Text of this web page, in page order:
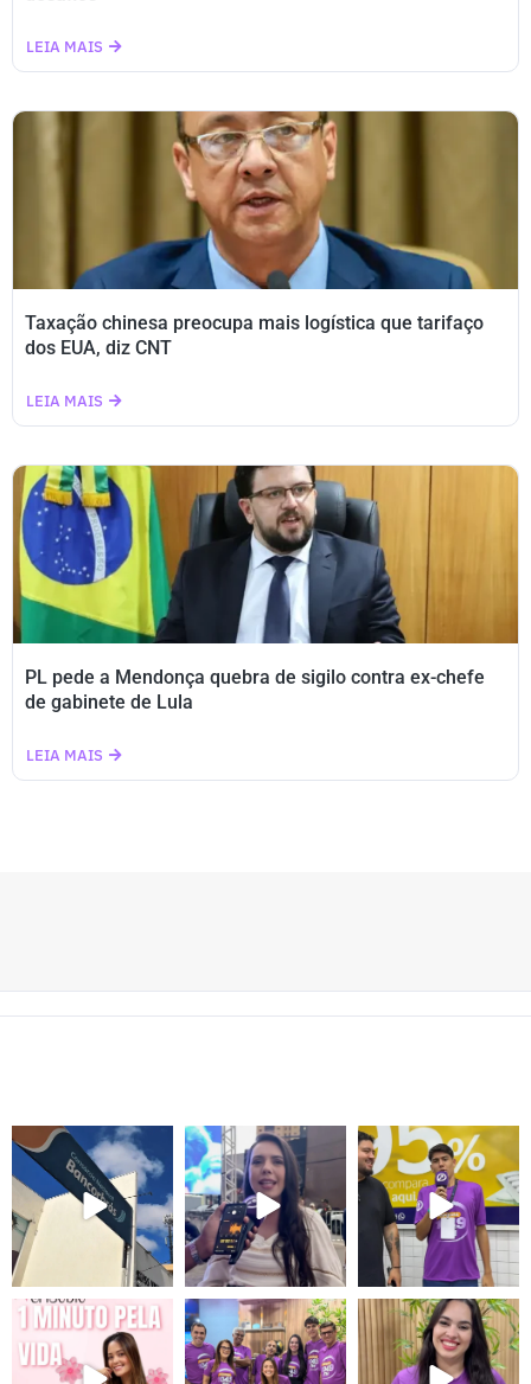
LEIA MAIS
Taxação chinesa preocupa mais logística que tarifaço
dos EUA, diz CNT
LEIA MAIS
PL pede a Mendonça quebra de sigilo contra ex-chefe
de gabinete de Lula
LEIA MAIS